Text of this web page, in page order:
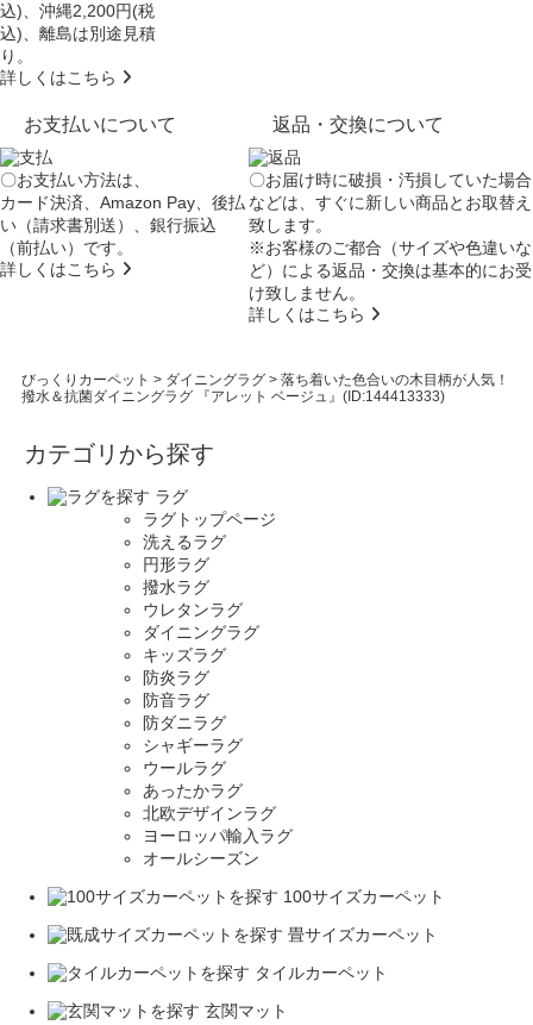
込)、沖縄2,200円(税
込)、離島は別途見積
り。
詳しくはこちら
お支払いについて
〇お支払い方法は、
カード決済、Amazon Pay、後払
い（請求書別送）、銀行振込
（前払い）です。
詳しくはこちら
返品・交換について
〇お届け時に破損・汚損していた場合
などは、すぐに新しい商品とお取替え
致します。
※お客様のご都合（サイズや色違いな
ど）による返品・交換は基本的にお受
け致しません。
詳しくはこちら
びっくりカーペット > ダイニングラグ> 落ち着いた色合いの木目柄が人気！
撥水＆抗菌ダイニングラグ 『アレット ベージュ』(ID:144413333)
カテゴリから探す
ラグ
ラグトップページ
洗えるラグ
円形ラグ
撥水ラグ
ウレタンラグ
ダイニングラグ
キッズラグ
防炎ラグ
防音ラグ
防ダニラグ
シャギーラグ
ウールラグ
あったかラグ
北欧デザインラグ
ヨーロッパ輸入ラグ
オールシーズン
100サイズカーペット
畳サイズカーペット
タイルカーペット
玄関マット